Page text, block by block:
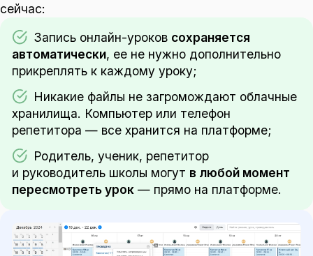
сейчас:
Запись онлайн-уроков сохраняется
автоматически, ее не нужно дополнительно
прикреплять к каждому уроку;
Никакие файлы не загромождают облачные
хранилища. Компьютер или телефон
репетитора — все хранится на платформе;
Родитель, ученик, репетитор
и руководитель школы могут в любой момент
пересмотреть урок — прямо на платформе.